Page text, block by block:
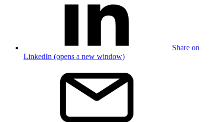
Share on
LinkedIn (opens a new window)